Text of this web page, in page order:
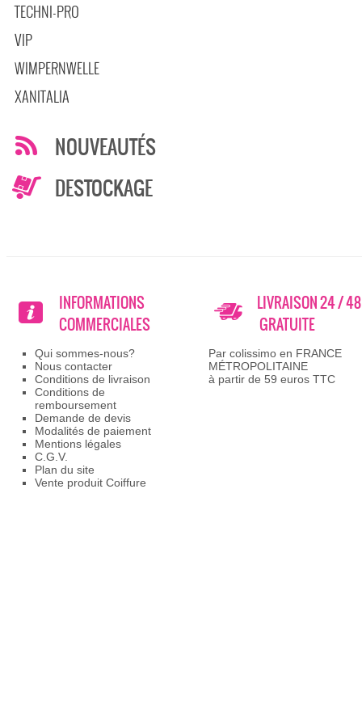
TECHNI-PRO
VIP
WIMPERNWELLE
XANITALIA
NOUVEAUTÉS
DESTOCKAGE
INFORMATIONS
COMMERCIALES
Qui sommes-nous?
Nous contacter
Conditions de livraison
Conditions de
remboursement
Demande de devis
Modalités de paiement
Mentions légales
C.G.V.
Plan du site
Vente produit Coiffure
LIVRAISON 24 /
GRATUITE
Par colissimo en FRANCE
MÉTROPOLITAINE
à partir de 59 euros TTC